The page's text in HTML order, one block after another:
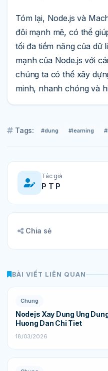
Tóm lại, Node.js và
đôi mạnh mẽ, có thể
tối đa tiềm năng của dữ
mạnh của Node.js với
chúng ta có thể xây
minh, nhanh chóng và
Tags: #dung #learning
Tác giả
P T P
Chia sẻ
BÀI VIẾT LIÊN QUAN
Chung
Nodejs Xay Dung Ung
Huong Dan Chi Tiet
18/03/2026